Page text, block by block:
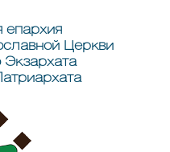
епархия
Церкви
Экзархата